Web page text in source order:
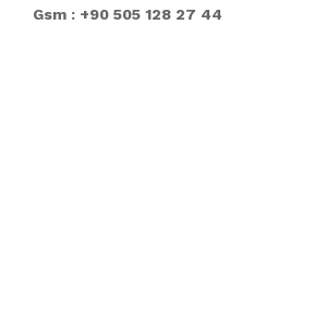
Gsm : +90 505 128 27 44